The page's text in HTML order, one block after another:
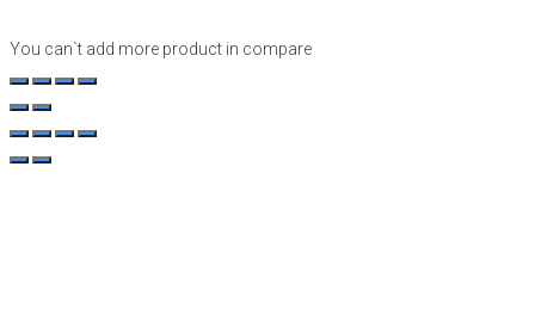
You can`t add more product in compare